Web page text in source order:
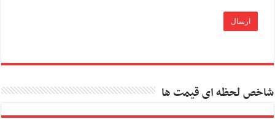
شاخص لحظه ای قیمت ها